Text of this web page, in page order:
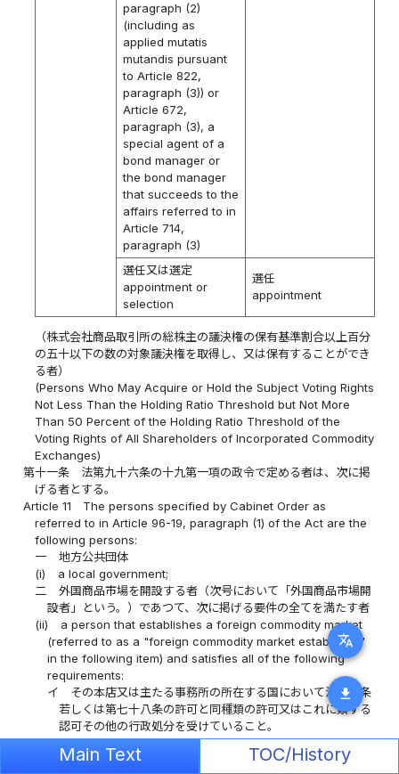
translate
download
paragraph (2)
(including as
applied mutatis
mutandis pursuant
to Article 822,
paragraph (3)) or
Article 672,
paragraph (3), a
special agent of a
bond manager or
the bond manager
that succeeds to the
affairs referred to in
Article 714,
paragraph (3)
選任又は選定
appointment or
selection
選任
appointment
（株式会社商品取引所の総株主の議決権の保有基準割合以上百分
の五十以下の数の対象議決権を取得し、又は保有することができ
る者）
(Persons Who May Acquire or Hold the Subject Voting Rights
Not Less Than the Holding Ratio Threshold but Not More
Than 50 Percent of the Holding Ratio Threshold of the
Voting Rights of All Shareholders of Incorporated Commodity
Exchanges)
第十一条
法第九十六条の十九第一項の政令で定める者は、次に掲
げる者とする。
Article 11
The persons specified by Cabinet Order as
referred to in Article 96-19, paragraph (1) of the Act are the
following persons:
一
地方公共団体
(i)
a local government;
二
外国商品市場を開設する者（次号において「外国商品市場開
設者」という。）であつて、次に掲げる要件の全てを満たす者
(ii)
a person that establishes a foreign commodity market
(referred to as a "foreign commodity market establisher"
in the following item) and satisfies all of the following
requirements:
イ
その本店又は主たる事務所の所在する国において法第九条
若しくは第七十八条の許可と同種類の許可又はこれに類する
認可その他の行政処分を受けていること。
(a)
the same type of license as a license under Article 9
or Article 78 of the Act or authorization similar to them,
Main Text TOC/History